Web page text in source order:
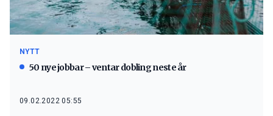
NYTT
50 nye jobbar – ventar dobling neste år
09.02.2022 05:55